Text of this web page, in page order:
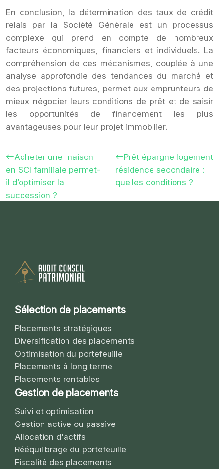
En conclusion, la détermination des taux de crédit
relais par la Société Générale est un processus
complexe qui prend en compte de nombreux
facteurs économiques, financiers et individuels. La
compréhension de ces mécanismes, couplée à une
analyse approfondie des tendances du marché et
des projections futures, permet aux emprunteurs de
mieux négocier leurs conditions de prêt et de saisir
les opportunités de financement les plus
avantageuses pour leur projet immobilier.
Acheter une maison
en SCI familiale permet-
il d’optimiser la
succession ?
Prêt épargne logement
résidence secondaire :
quelles conditions ?
Sélection de placements
Placements stratégiques
Diversification des placements
Optimisation du portefeuille
Placements à long terme
Placements rentables
Gestion de placements
Suivi et optimisation
Gestion active ou passive
Allocation d'actifs
Rééquilibrage du portefeuille
Fiscalité des placements